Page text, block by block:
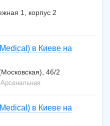
1, корпус 2
в Киеве на
46/2
в Киеве на